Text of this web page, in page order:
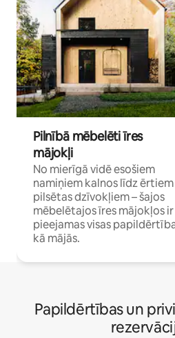
Pilnībā mēbelēti īres
mājokļi
No mierīgā vidē esošiem
namiņiem kalnos līdz ērtiem
pilsētas dzīvokļiem – šajos
mēbelētajos īres mājokļos ir
pieejamas visas
kā mājās.
Papildērtības un